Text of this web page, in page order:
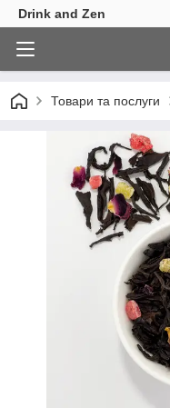
Drink and Zen
Товари та послуги